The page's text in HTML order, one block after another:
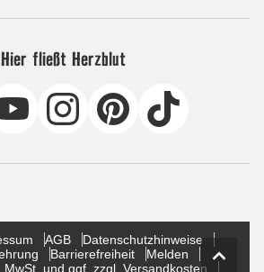
Hier fließt Herzblut
AGB
Datenschutzhinweise
Barrierefreiheit
Melden
MwSt. und ggf. zzgl. Versandkosten